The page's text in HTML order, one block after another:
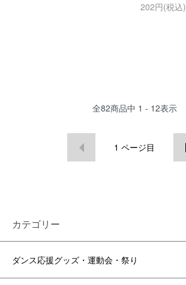
202円(税込)
全82商品中 1 - 12表示
1 ページ目
カテゴリー
ダンス応援グッズ・運動会・祭り